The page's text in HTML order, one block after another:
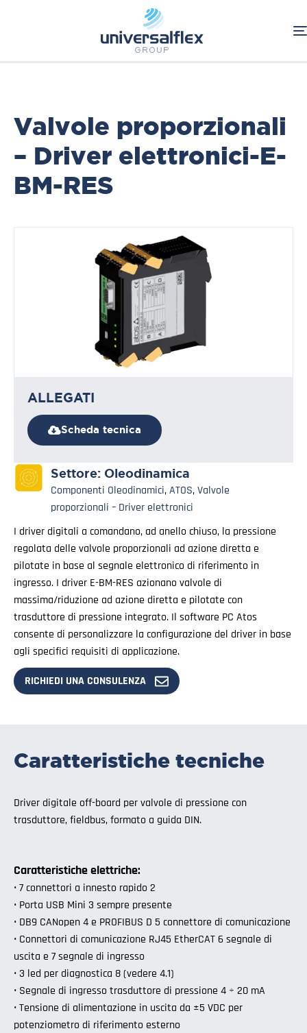
Componenti Oleodinamici
Valvole proporzionali - Driver elettronici
Valvole proporzionali
– Driver elettronici-E-
BM-RES
ALLEGATI
Scheda tecnica
Settore: Oleodinamica
Componenti Oleodinamici,ATOS,Valvole
proporzionali – Driver elettronici
I driver digitali a comandano, ad anello chiuso, la pressione
regolata delle valvole proporzionali ad azione diretta e
pilotate in base al segnale elettronico di riferimento in
ingresso. I driver E-BM-RES azionano valvole di
massima/riduzione ad azione diretta e pilotate con
trasduttore di pressione integrato. Il software PC Atos
consente di personalizzare la configurazione del driver in base
agli specifici requisiti di applicazione.
RICHIEDI UNA CONSULENZA
Caratteristiche tecniche
Driver digitale off-board per valvole di pressione con
trasduttore, fieldbus, formato a guida DIN.
Caratteristiche elettriche:
• 7 connettori a innesto rapido 2
• Porta USB Mini 3 sempre presente
• DB9 CANopen 4 e PROFIBUS D 5 connettore di comunicazione
• Connettori di comunicazione RJ45 EtherCAT 6 segnale di
uscita e 7 segnale di ingresso
• 3 led per diagnostica 8 (vedere 4.1)
• Segnale di ingresso trasduttore di pressione 4 ÷ 20 mA
• Tensione di alimentazione in uscita da ±5 VDC per
potenziometro di riferimento esterno